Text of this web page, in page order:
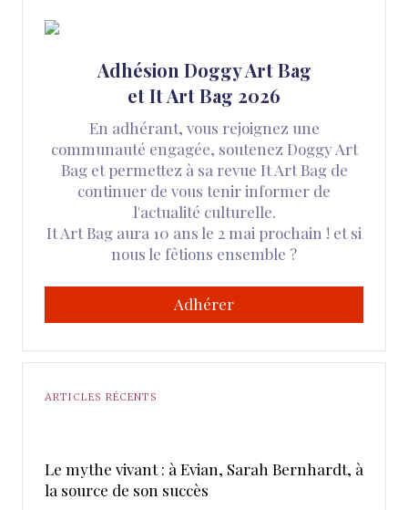
Adhésion Doggy Art Bag
et It Art Bag 2026
En adhérant, vous rejoignez une
communauté engagée, soutenez Doggy Art
Bag et permettez à sa revue It Art Bag de
continuer de vous tenir informer de
l'actualité culturelle.
It Art Bag aura 10 ans le 2 mai prochain ! et si
nous le fêtions ensemble ?
Adhérer
ARTICLES RÉCENTS
Le mythe vivant : à Evian, Sarah Bernhardt, à
la source de son succès